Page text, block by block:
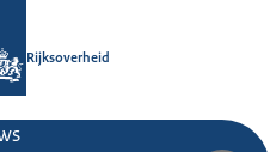
Rijksoverheid